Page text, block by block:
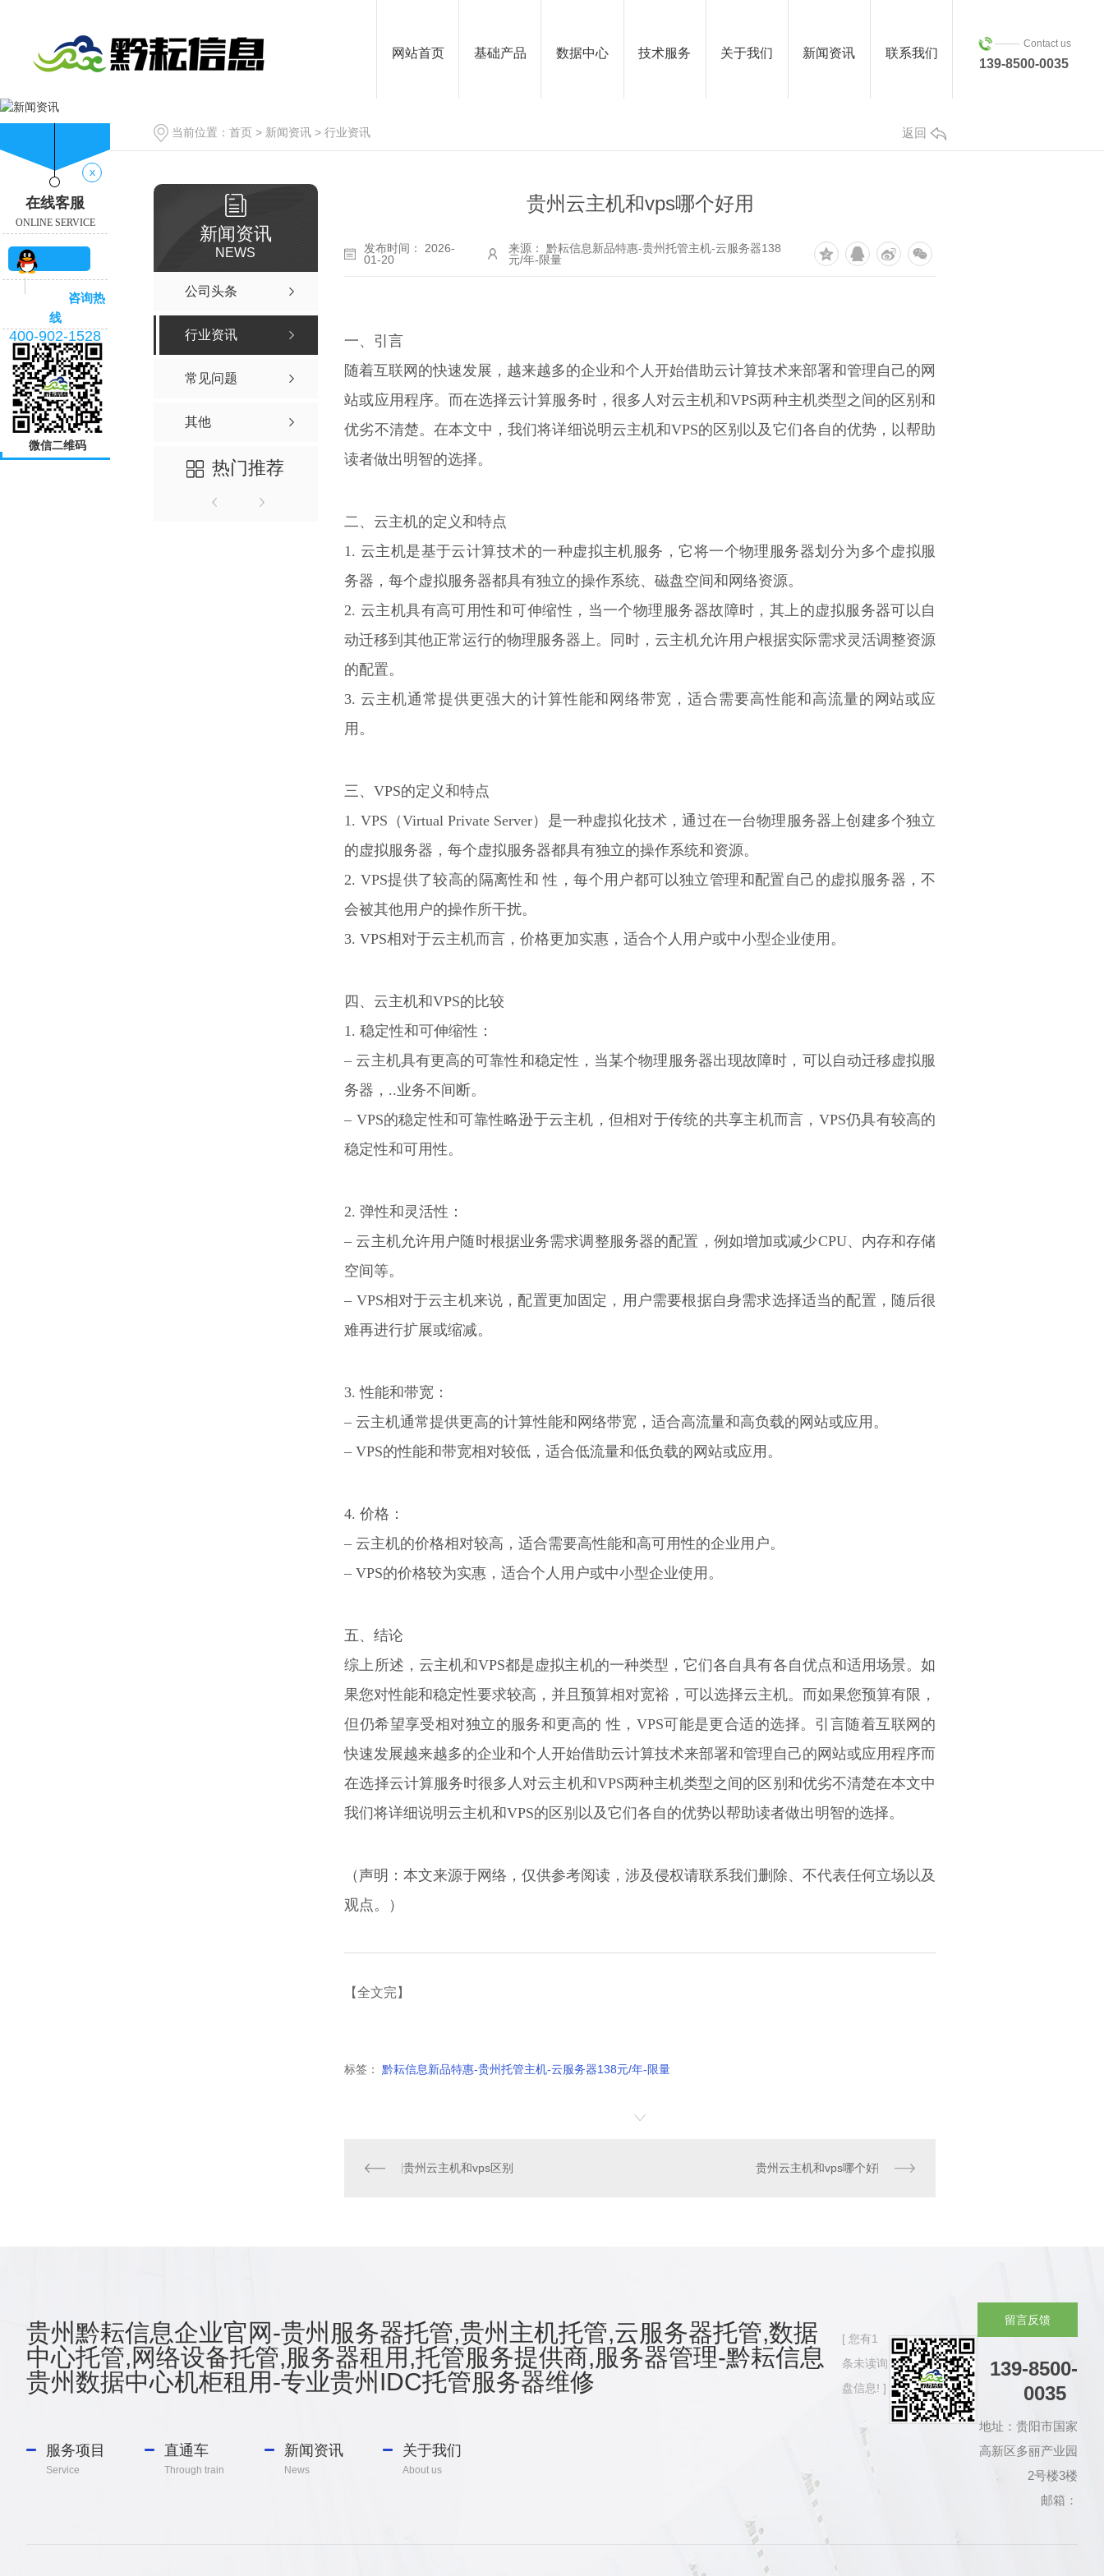
网站首页 基础产品 数据中心 技术服务 关于我们 新闻资讯 联系我们
Contact us
139-8500-0035
当前位置： 首页 > 新闻资讯 > 行业资讯 返回
新闻资讯
NEWS
公司头条
行业资讯
常见问题
其他
热门推荐
贵州云主机和vps哪个好用
发布时间： 2026-
01-20
来源： 黔耘信息新品特惠-贵州托管主机-云服务器138
元/年-限量
一、引言
随着互联网的快速发展，越来越多的企业和个人开始借助云计算技术来部署和管理自己的网
站或应用程序。而在选择云计算服务时，很多人对云主机和VPS两种主机类型之间的区别和
优劣不清楚。在本文中，我们将详细说明云主机和VPS的区别以及它们各自的优势，以帮助
读者做出明智的选择。
二、云主机的定义和特点
1. 云主机是基于云计算技术的一种虚拟主机服务，它将一个物理服务器划分为多个虚拟服
务器，每个虚拟服务器都具有独立的操作系统、磁盘空间和网络资源。
2. 云主机具有高可用性和可伸缩性，当一个物理服务器故障时，其上的虚拟服务器可以自
动迁移到其他正常运行的物理服务器上。同时，云主机允许用户根据实际需求灵活调整资源
的配置。
3. 云主机通常提供更强大的计算性能和网络带宽，适合需要高性能和高流量的网站或应
用。
三、VPS的定义和特点
1. VPS（Virtual Private Server）是一种虚拟化技术，通过在一台物理服务器上创建多个独立
的虚拟服务器，每个虚拟服务器都具有独立的操作系统和资源。
2. VPS提供了较高的隔离性和 性，每个用户都可以独立管理和配置自己的虚拟服务器，不
会被其他用户的操作所干扰。
3. VPS相对于云主机而言，价格更加实惠，适合个人用户或中小型企业使用。
四、云主机和VPS的比较
1. 稳定性和可伸缩性：
– 云主机具有更高的可靠性和稳定性，当某个物理服务器出现故障时，可以自动迁移虚拟服
务器，..业务不间断。
– VPS的稳定性和可靠性略逊于云主机，但相对于传统的共享主机而言，VPS仍具有较高的
稳定性和可用性。
2. 弹性和灵活性：
– 云主机允许用户随时根据业务需求调整服务器的配置，例如增加或减少CPU、内存和存储
空间等。
– VPS相对于云主机来说，配置更加固定，用户需要根据自身需求选择适当的配置，随后很
难再进行扩展或缩减。
3. 性能和带宽：
– 云主机通常提供更高的计算性能和网络带宽，适合高流量和高负载的网站或应用。
– VPS的性能和带宽相对较低，适合低流量和低负载的网站或应用。
4. 价格：
– 云主机的价格相对较高，适合需要高性能和高可用性的企业用户。
– VPS的价格较为实惠，适合个人用户或中小型企业使用。
五、结论
综上所述，云主机和VPS都是虚拟主机的一种类型，它们各自具有各自优点和适用场景。如
果您对性能和稳定性要求较高，并且预算相对宽裕，可以选择云主机。而如果您预算有限，
但仍希望享受相对独立的服务和更高的 性，VPS可能是更合适的选择。引言随着互联网的
快速发展越来越多的企业和个人开始借助云计算技术来部署和管理自己的网站或应用程序而
在选择云计算服务时很多人对云主机和VPS两种主机类型之间的区别和优劣不清楚在本文中
我们将详细说明云主机和VPS的区别以及它们各自的优势以帮助读者做出明智的选择。
（声明：本文来源于网络，仅供参考阅读，涉及侵权请联系我们删除、不代表任何立场以及
观点。）
【全文完】
标签： 黔耘信息新品特惠-贵州托管主机-云服务器138元/年-限量
贵州云主机和vps区别 贵州云主机和vps哪个好
贵州黔耘信息企业官网-贵州服务器托管,贵州主机托管,云服务器托管,数据
中心托管,网络设备托管,服务器租用,托管服务提供商,服务器管理-黔耘信息
贵州数据中心机柜租用-专业贵州IDC托管服务器维修
您有1
条未读询
盘信息!
服务项目
Service
直通车
Through train
新闻资讯
News
关于我们
About us
留言反馈
139-8500-
0035
地址：贵阳市国家
高新区多丽产业园
2号楼3楼
邮箱：
x
在线客服
ONLINE SERVICE
咨询热
线
400-902-1528
微信二维码